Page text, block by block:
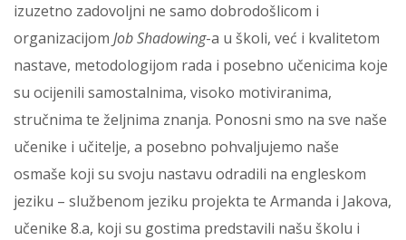
izuzetno zadovoljni ne samo dobrodošlicom i
organizacijom Job Shadowing-a u školi, već i kvalitetom
nastave, metodologijom rada i posebno učenicima koje
su ocijenili samostalnima, visoko motiviranima,
stručnima te željnima znanja. Ponosni smo na sve naše
učenike i učitelje, a posebno pohvaljujemo naše
osmaše koji su svoju nastavu odradili na engleskom
jeziku – službenom jeziku projekta te Armanda i Jakova,
učenike 8.a, koji su gostima predstavili našu školu i